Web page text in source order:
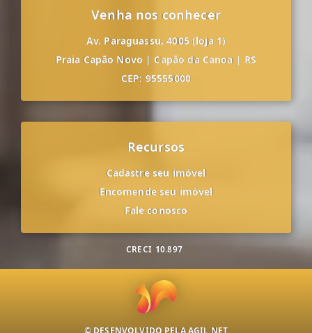
Venha nos conhecer
Av. Paraguassu, 4005 (loja 1)
Praia Capão Novo | Capão da Canoa | RS
CEP: 95555000
Recursos
Cadastre seu imóvel
Encomende seu imóvel
Fale conosco
CRECI 10.897